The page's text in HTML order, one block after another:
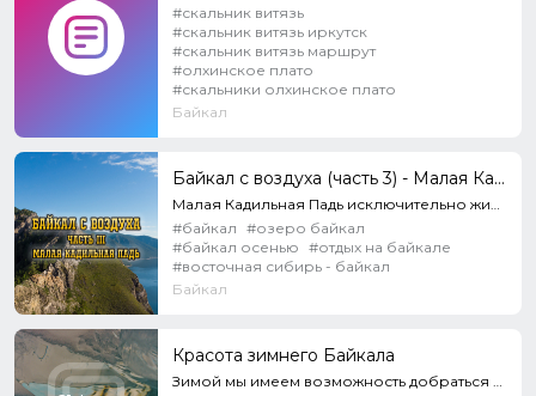
#скальник витязь
#скальник витязь иркутск
#скальник витязь маршрут
#олхинское плато
#скальники олхинское плато
Байкал
Байкал с воздуха (часть 3) - Малая Кадильная падь
Малая Кадильная Падь исключительно живописна. Незабываема здесь ночевка у костра среди дремучей тайг...
#байкал #озеро байкал
#байкал осенью #отдых на байкале
#восточная сибирь - байкал
Байкал
Красота зимнего Байкала
Зимой мы имеем возможность добраться до любого острова, обойти его пешком, заглянуть в гроты. Но гла...